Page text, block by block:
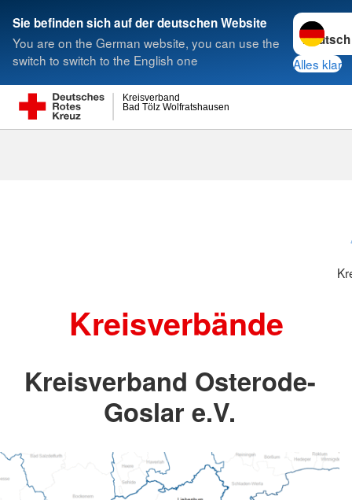
Sie befinden sich auf der deutschen Website
You are on the German website, you can use the
switch to switch to the English one
Sprache
Alles klar
Bad Tölz Wolfratshausen
Kreisverband
Suche
Kreisverbände
Kreisverband Osterode-
Goslar e.V.